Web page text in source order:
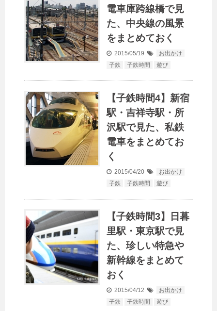
電車庫跨線橋で見
た、中央線の風景
をまとめておく
2015/05/19
お出かけ
子鉄
子鉄時間 遊び
【子鉄時間4】新宿
駅・吉祥寺駅・所
沢駅で見た、私鉄
電車をまとめてお
く
2015/04/20
お出かけ
子鉄
子鉄時間 遊び
【子鉄時間3】日暮
里駅・東京駅で見
た、珍しい特急や
新幹線をまとめて
おく
2015/04/12
お出かけ
子鉄
子鉄時間 遊び